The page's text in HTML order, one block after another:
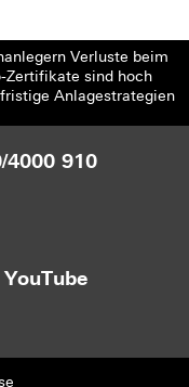
Verluste beim
Zertifikate sind hoch
Anlagestrategien
4000 910